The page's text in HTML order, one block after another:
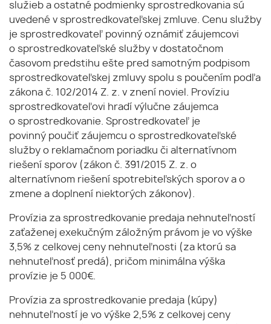
služieb a ostatné podmienky sprostredkovania sú
uvedené v sprostredkovateľskej zmluve. Cenu služby
je sprostredkovateľ povinný oznámiť záujemcovi
o sprostredkovateľské služby v dostatočnom
časovom predstihu ešte pred samotným podpisom
sprostredkovateľskej zmluvy spolu s poučením podľa
zákona č. 102/2014 Z. z. v znení noviel. Províziu
sprostredkovateľovi hradí výlučne záujemca
o sprostredkovanie. Sprostredkovateľ je
povinný poučiť záujemcu o sprostredkovateľské
služby o reklamačnom poriadku či alternatívnom
riešení sporov (zákon č. 391/2015 Z. z. o
alternatívnom riešení spotrebiteľských sporov a o
zmene a doplnení niektorých zákonov).
Provízia za sprostredkovanie predaja nehnuteľností
zaťaženej exekučným záložným právom je vo výške
3,5% z celkovej ceny nehnuteľnosti (za ktorú sa
nehnuteľnosť predá), pričom minimálna výška
provízie je 5 000€.
Provízia za sprostredkovanie predaja (kúpy)
nehnuteľností je vo výške 2,5% z celkovej ceny